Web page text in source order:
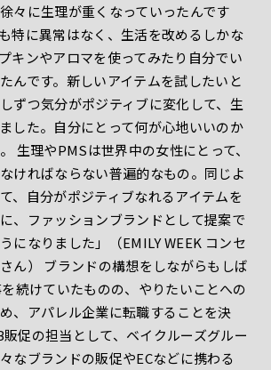
々に生理が重くなっていったんです
特に異常はなく、生活を改めるしかな
キンやアロマを使ってみたり自分でい
んです。新しいアイテムを試したいと
ずつ気分がポジティブに変化して、生
した。自分にとって何が心地いいのか
生理やPMSは世界中の女性にとって、
ければならない普遍的なもの。同じよ
、自分がポジティブなれるアイテムを
、ファッションブランドとして提案で
になりました」（EMILY WEEK コンセ
ん） ブランドの構想をしながらもしば
続けていたものの、やりたいことへの
、アパレル企業に転職することを決
促の担当として、ベイクルーズグルー
なブランドの販促やECなどに携わる